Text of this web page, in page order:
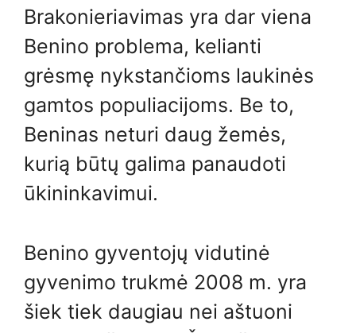
Brakonieriavimas yra dar viena
Benino problema, kelianti
grėsmę nykstančioms laukinės
gamtos populiacijoms. Be to,
Beninas neturi daug žemės,
kurią būtų galima panaudoti
ūkininkavimui.
Benino gyventojų vidutinė
gyvenimo trukmė 2008 m. yra
šiek tiek daugiau nei aštuoni